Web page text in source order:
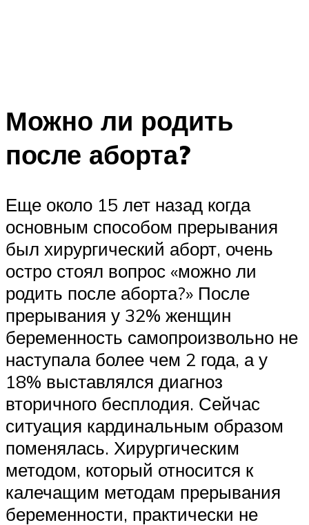
Можно ли родить
после аборта?
Еще около 15 лет назад когда
основным способом прерывания
был хирургический аборт, очень
остро стоял вопрос «можно ли
родить после аборта?» После
прерывания у 32% женщин
беременность самопроизвольно не
наступала более чем 2 года, а у
18% выставлялся диагноз
вторичного бесплодия. Сейчас
ситуация кардинальным образом
поменялась. Хирургическим
методом, который относится к
калечащим методам прерывания
беременности, практически не